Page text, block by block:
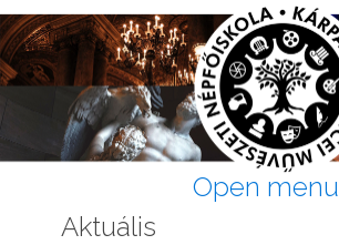
Open menu
Aktuális